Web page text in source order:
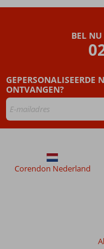
48
maanden
meer
de
BEL
GEPERSONALISEERDE
ONTVANGEN?
Corendon Nederland